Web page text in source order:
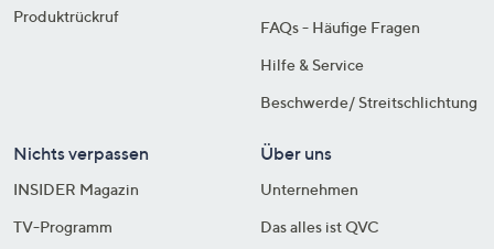
Produktrückruf
FAQs - Häufige Fragen
Hilfe & Service
Beschwerde/ Streitschlichtung
Nichts verpassen
INSIDER Magazin
TV-Programm
Über uns
Unternehmen
Das alles ist QVC